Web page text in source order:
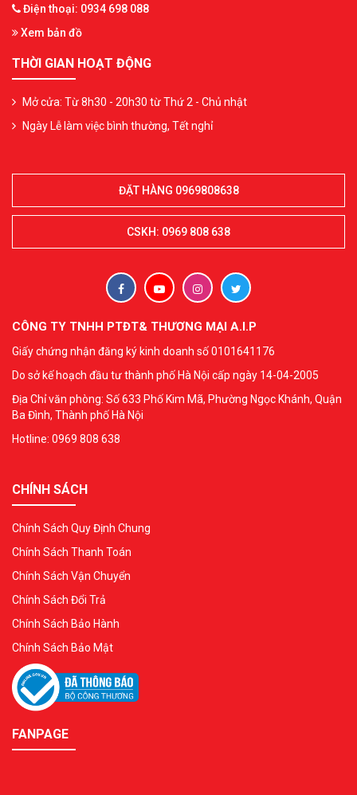
Điện thoại: 0934 698 088
Xem bản đồ
THỜI GIAN HOẠT ĐỘNG
Mở cửa: Từ 8h30 - 20h30 từ Thứ 2 - Chủ nhật
Ngày Lễ làm việc bình thường, Tết nghỉ
ĐẶT HÀNG 0969808638
CSKH: 0969 808 638
CÔNG TY TNHH PTĐT& THƯƠNG MẠI A.I.P
Giấy chứng nhận đăng ký kinh doanh số 0101641176
Do sở kế hoạch đầu tư thành phố Hà Nội cấp ngày 14-04-2005
Địa Chỉ văn phòng: Số 633 Phố Kim Mã, Phường Ngọc Khánh, Quận
Ba Đình, Thành phố Hà Nội
Hotline: 0969 808 638
CHÍNH SÁCH
Chính Sách Quy Định Chung
Chính Sách Thanh Toán
Chính Sách Vận Chuyển
Chính Sách Đổi Trả
Chính Sách Bảo Hành
Chính Sách Bảo Mật
FANPAGE